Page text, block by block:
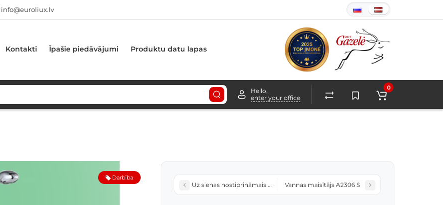
info@euroliux.lv
Kontakti Īpašie piedāvājumi Produktu datu lapas
Hello,
enter your office
0
Darbība
Uz sienas nostiprināmais dušas maisītājs A2212
Vannas maisītājs A2306 S